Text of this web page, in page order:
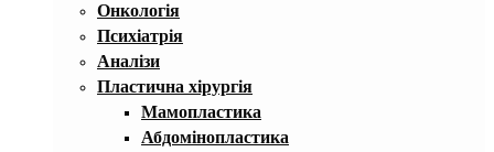
Онкологія
Психіатрія
Аналізи
Пластична хірургія
Мамопластика
Абдомінопластика